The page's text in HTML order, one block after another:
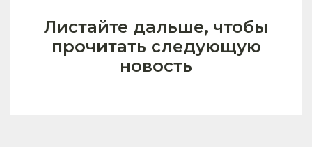
Листайте дальше, чтобы
прочитать следующую
новость